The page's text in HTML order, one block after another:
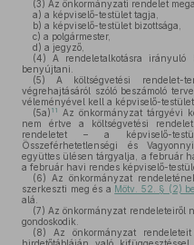
(3) Az önkormányzati rendelet
a) a képviselő-testület tagja,
b) a képviselő-testület bizottsága,
c) a polgármester,
d) a jegyző,
(4) A rendeletalkotásra irányuló
benyújtani.
(5) A költségvetési rendelet-
végrehajtásáról szóló beszámoló
véleményével kell a képviselő-
(5a) 11
Az önkormányzat tárgyévi
nem értve a költségvetési
rendeletet – a képviselő-
Összeférhetetlenségi és
együttes ülésen tárgyalja, a február
a február havi rendes képviselő-
(6) Az önkormányzat
szerkeszti meg és a Mötv. 52. § (2)
alá.
(7) Az önkormányzat rendeleteiről
gondoskodik.
(8) Az önkormányzat